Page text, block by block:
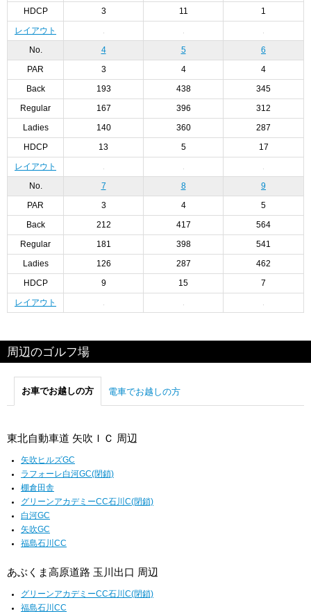
HDCP 3 11 1
レイアウト
No. 4 5 6
PAR 3 4 4
Back 193 438 345
Regular 167 396 312
Ladies 140 360 287
HDCP 13 5 17
レイアウト
No. 7 8 9
PAR 3 4 5
Back 212 417 564
Regular 181 398 541
Ladies 126 287 462
HDCP 9 15 7
レイアウト
周辺のゴルフ場
お車でお越しの方 電車でお越しの方
東北自動車道 矢吹ＩＣ 周辺
矢吹ヒルズGC
ラフォーレ白河GC(閉鎖)
棚倉田舎
グリーンアカデミーCC石川C(閉鎖)
白河GC
矢吹GC
福島石川CC
あぶくま高原道路 玉川出口 周辺
グリーンアカデミーCC石川C(閉鎖)
福島石川CC